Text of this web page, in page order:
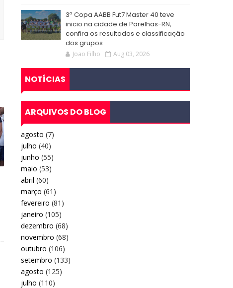
3ª Copa AABB Fut7 Master 40 teve
inicio na cidade de Parelhas-RN,
confira os resultados e classificação
dos grupos
Joao Filho Aug 03, 2026
NOTÍCIAS
ARQUIVOS DO BLOG
agosto (7)
julho (40)
junho (55)
maio (53)
abril (60)
março (61)
fevereiro (81)
janeiro (105)
dezembro (68)
novembro (68)
outubro (106)
setembro (133)
agosto (125)
julho (110)